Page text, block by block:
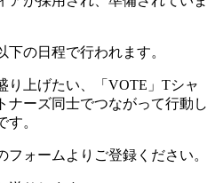
の日程で行われます。
り上げたい、「VOTE」Tシャ
ナーズ同士でつながって行動し
。
ォームよりご登録ください。